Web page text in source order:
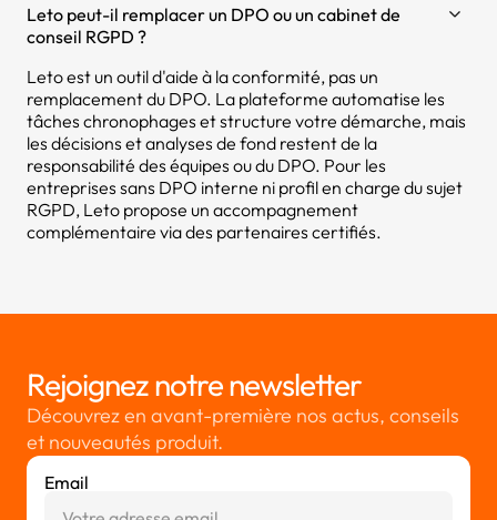
Leto peut-il remplacer un DPO ou un cabinet de
conseil RGPD ?
Leto est un outil d'aide à la conformité, pas un
remplacement du DPO. La plateforme automatise les
tâches chronophages et structure votre démarche, mais
les décisions et analyses de fond restent de la
responsabilité des équipes ou du DPO. Pour les
entreprises sans DPO interne ni profil en charge du sujet
RGPD, Leto propose un accompagnement
complémentaire via des partenaires certifiés.
Rejoignez notre newsletter
Découvrez en avant-première nos actus, conseils
et nouveautés produit.
Email